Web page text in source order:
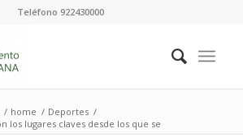
Teléfono 922430000
/ home / Deportes /
los lugares claves desde los que se